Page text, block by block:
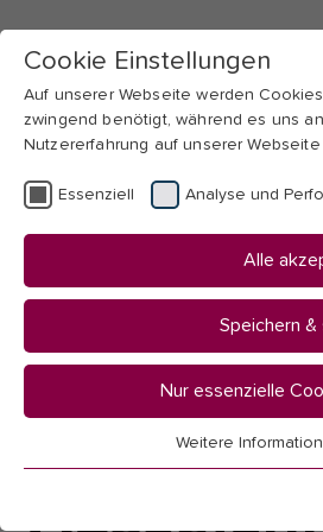
Skip to main navigation
You
here:
Startseite
Profil & Strategie
Preise & Auszeichnungen
Preise
Cookie Einstellungen
Auf unserer Webseite werden
zwingend benötigt, während es uns
Nutzererfahrung auf unserer
Essenziell Analyse und
Alle
Speichern &
Nur essenzielle
Essenzielle Cookies werden für
Weitere